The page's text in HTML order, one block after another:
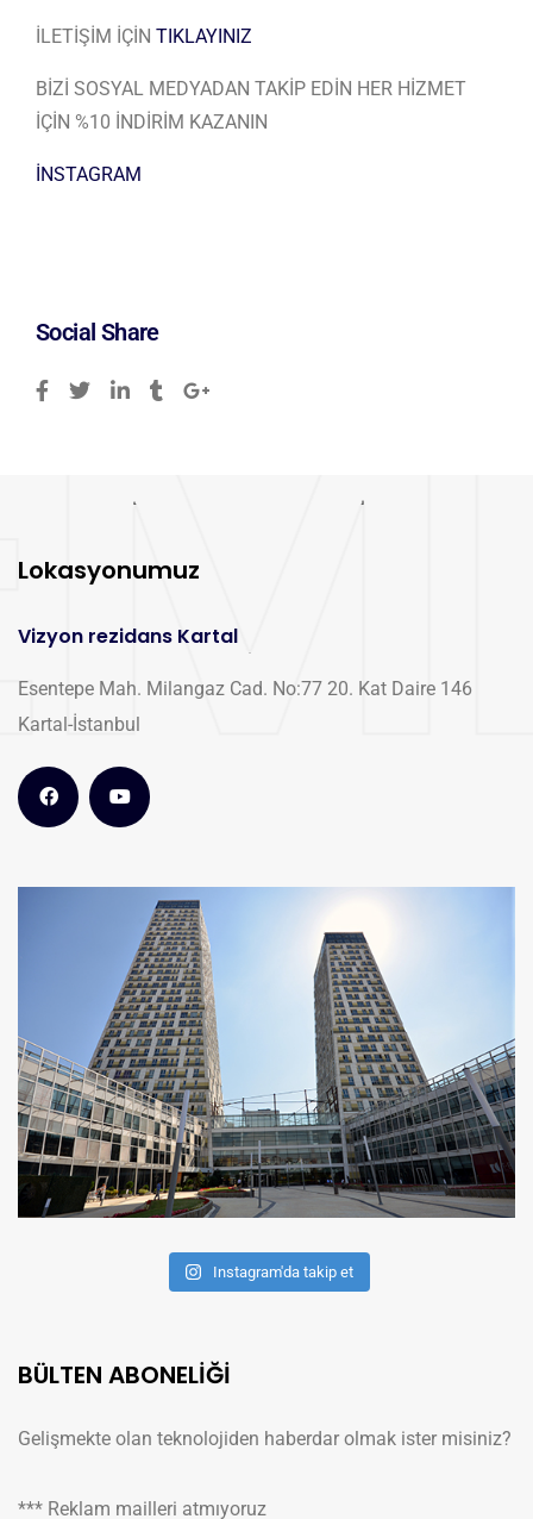
İLETİŞİM İÇİN TIKLAYINIZ
BİZİ SOSYAL MEDYADAN TAKİP EDİN HER HİZMET
İÇİN %10 İNDİRİM KAZANIN
İNSTAGRAM
Social Share
Lokasyonumuz
Vizyon rezidans Kartal
Esentepe Mah. Milangaz Cad. No:77 20. Kat Daire 146
Kartal-İstanbul
Instagram'da takip et
BÜLTEN ABONELİĞİ
Gelişmekte olan teknolojiden haberdar olmak ister misiniz?
*** Reklam mailleri atmıyoruz